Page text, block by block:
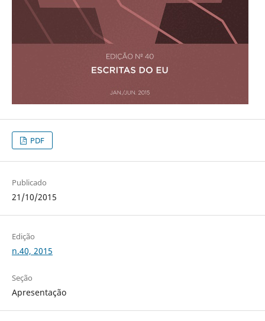
PDF
Publicado
21/10/2015
Edição
n.40, 2015
Seção
Apresentação